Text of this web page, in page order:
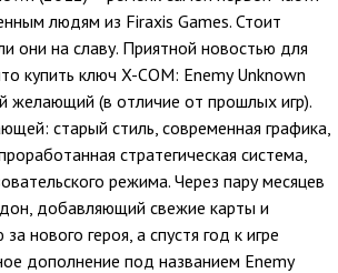
людям из Firaxis Games. Стоит
они на славу. Приятной новостью для
купить ключ X-COM: Enemy Unknown
желающий (в отличие от прошлых игр).
старый стиль, современная графика,
стратегическая система,
режима. Через пару месяцев
добавляющий свежие карты и
нового героя, а спустя год к игре
дополнение под названием Enemy